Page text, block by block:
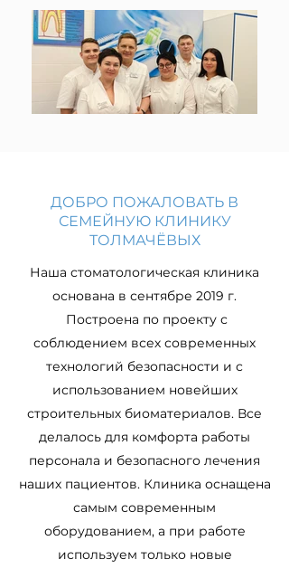
ДОБРО ПОЖАЛОВАТЬ В
СЕМЕЙНУЮ КЛИНИКУ
ТОЛМАЧЁВЫХ
Наша стоматологическая клиника
основана в сентябре 2019 г.
Построена по проекту с
соблюдением всех современных
технологий безопасности и с
использованием новейших
строительных биоматериалов. Все
делалось для комфорта работы
персонала и безопасного лечения
наших пациентов. Клиника оснащена
самым современным
оборудованием, а при работе
используем только новые